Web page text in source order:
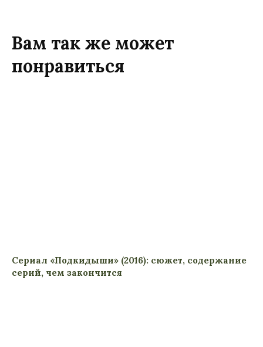
Вам так же может
понравиться
Сериал «Подкидыши» (2016): сюжет, содержание
серий, чем закончится